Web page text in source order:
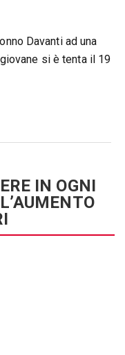
Davanti ad una
si è tenta il 19
IN OGNI